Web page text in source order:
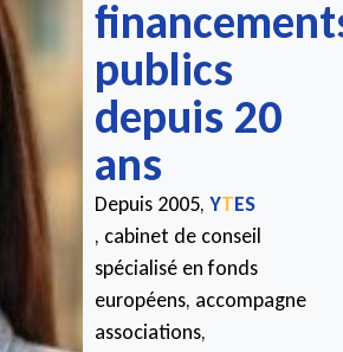
publics
depuis 20
ans
Depuis 2005, YTES
, cabinet de conseil
spécialisé en fonds
européens, accompagne
associations,